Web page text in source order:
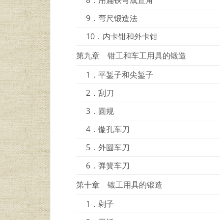
9．弯尺锻造法
10．内卡钳和外卡钳
第九章 钳工和车工用具的锻造
1．平錾子和尖錾子
2．刮刀
3．圆规
4．镟孔车刀
5．外圆车刀
6．弹簧车刀
第十章 锻工用具的锻造
1．剁子